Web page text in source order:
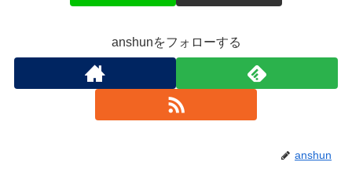
anshunをフォローする
anshun